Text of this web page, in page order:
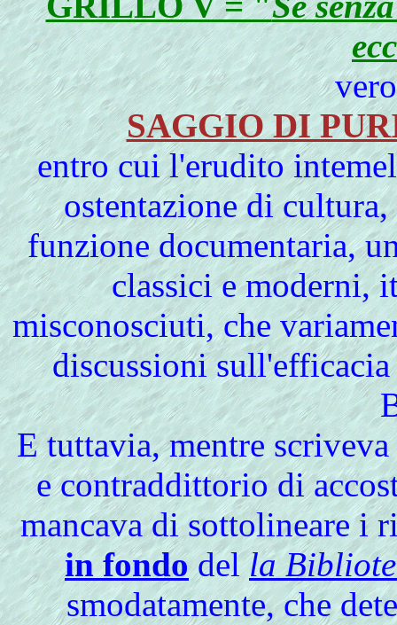
SAGGIO DI
entro cui l'erudito
ostentazione di
funzione documentaria,
classici e moderni,
misconosciuti, che
discussioni
E tuttavia, mentre scriveva
e contraddittorio di
mancava di sottolineare i
in fondodella
smodatamente, che